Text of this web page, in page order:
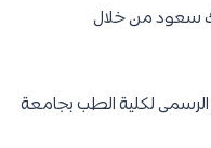
سعود من خلال
الرسمى لكلية الطب بجامعة